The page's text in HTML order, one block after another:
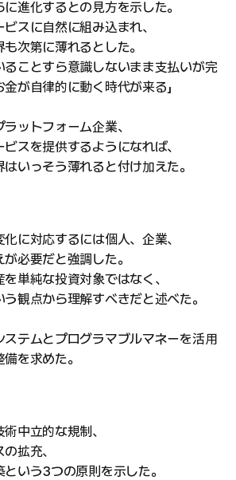
進化するとの見方を示した。
スに自然に組み込まれ、
次第に薄れるとした。
ることすら意識しないまま支払いが完
が自律的に動く時代が来る」
ットフォーム企業、
スを提供するようになれば、
いっそう薄れると付け加えた。
に対応するには個人、企業、
必要だと強調した。
単純な投資対象ではなく、
観点から理解すべきだと述べた。
ステムとプログラマブルマネーを活用
を求めた。
中立的な規制、
拡充、
いう3つの原則を示した。